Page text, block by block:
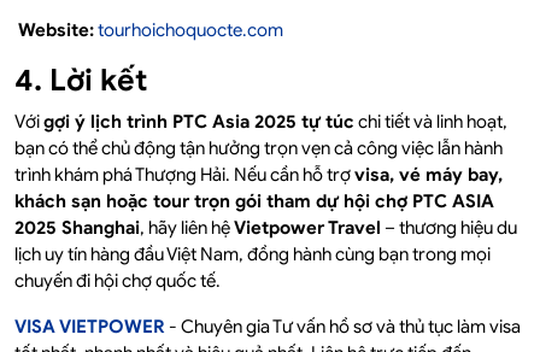
Website:tourhoichoquocte.com
4. Lời kết
Vớigợi ý lịch trình PTC Asia 2025 tự túc chi tiết và linh hoạt,
bạn có thể chủ động tận hưởng trọn vẹn cả công việc lẫn hành
trình khám phá Thượng Hải. Nếu cần hỗ trợvisa, vé máy bay,
khách sạn hoặc tour trọn gói tham dự hội chợ PTC ASIA
2025 Shanghai, hãy liên hệVietpower Travel – thương hiệu du
lịch uy tín hàng đầu Việt Nam, đồng hành cùng bạn trong mọi
chuyến đi hội chợ quốc tế.
VISA VIETPOWER - Chuyên gia Tư vấn hồ sơ và thủ tục làm visa